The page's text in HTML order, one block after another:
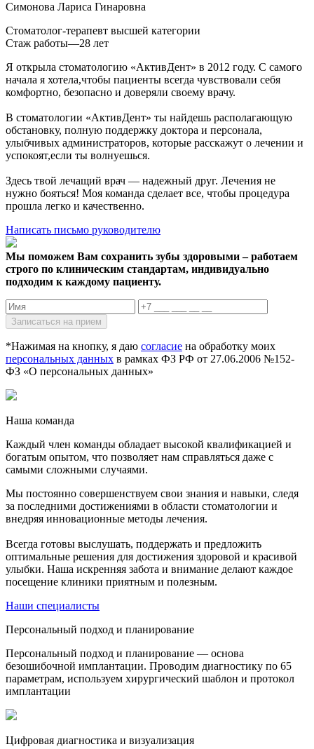
Симонова Лариса Гинаровна
Стоматолог-терапевт высшей категории
Стаж работы—28 лет
Я открыла стоматологию «АктивДент» в 2012 году. С самого
начала я хотела,чтобы пациенты всегда чувствовали себя
комфортно, безопасно и доверяли своему врачу.
В стоматологии «АктивДент» ты найдешь располагающую
обстановку, полную поддержку доктора и персонала,
улыбчивых администраторов, которые расскажут о лечении и
успокоят,если ты волнуешься.
Здесь твой лечащий врач — надежный друг. Лечения не
нужно бояться! Моя команда сделает все, чтобы процедура
прошла легко и качественно.
Написать письмо руководителю
Мы поможем Вам сохранить зубы здоровыми – работаем
строго по клиническим стандартам, индивидуально
подходим к каждому пациенту.
*Нажимая на кнопку, я даю согласие на обработку моих
персональных данных в рамках ФЗ РФ от 27.06.2006 №152-
ФЗ «О персональных данных»
Наша команда
Каждый член команды обладает высокой квалификацией и
богатым опытом, что позволяет нам справляться даже с
самыми сложными случаями.
Мы постоянно совершенствуем свои знания и навыки, следя
за последними достижениями в области стоматологии и
внедряя инновационные методы лечения.
Всегда готовы выслушать, поддержать и предложить
оптимальные решения для достижения здоровой и красивой
улыбки. Наша искренняя забота и внимание делают каждое
посещение клиники приятным и полезным.
Наши специалисты
Персональный подход и планирование
Персональный подход и планирование — основа
безошибочной имплантации. Проводим диагностику по 65
параметрам, используем хирургический шаблон и протокол
имплантации
Цифровая диагностика и визуализация